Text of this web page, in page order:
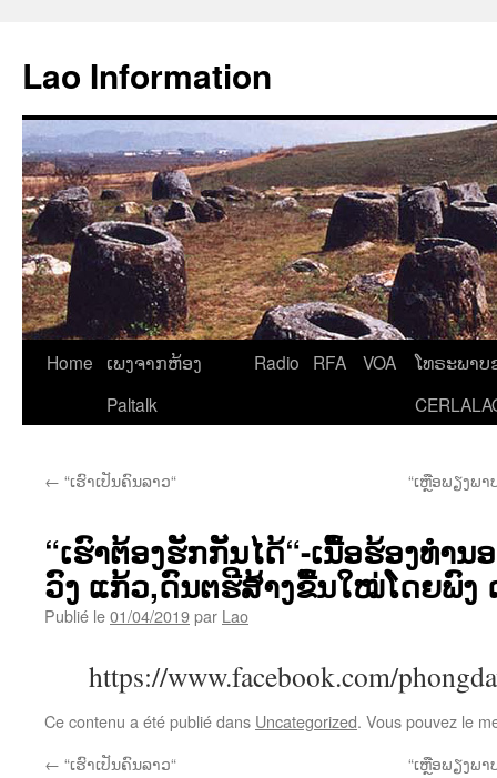
contenu
Lao Information
Home
ເພງຈາກຫ້ອງ
Paltalk
Radio RFA VOA
ໂທຣະພາບ
← “ເຮົາເປັນຄົນລາວ“ “ເຫຼືອພຽງພ
“ເຮົາຕ້ອງຮັກກັນໄດ້“-ເນື້ອຮ້ອງທຳນ
ວົງ ແກ້ວ,ດົນຕຮີສ້າງຂື້ນໃໝ່ໂດຍພົງ
Publié le01/04/2019par Lao
https://www.facebook.com/
Ce contenu a été publié dans Uncategorized. Vous pouvez le
← “ເຮົາເປັນຄົນລາວ“ “ເຫຼືອພຽງພ